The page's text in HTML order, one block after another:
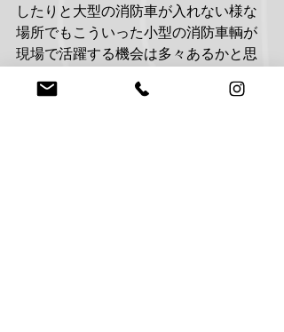
したりと大型の消防車が入れない様な
場所でもこういった小型の消防車輌が
現場で活躍する機会は多々あるかと思
ベストですが万が一の際に即応可能な